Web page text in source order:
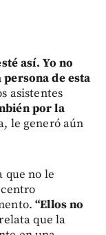
así. Yo no
de esta
asistentes
por la
le generó aún
que no le
“Ellos no
que la